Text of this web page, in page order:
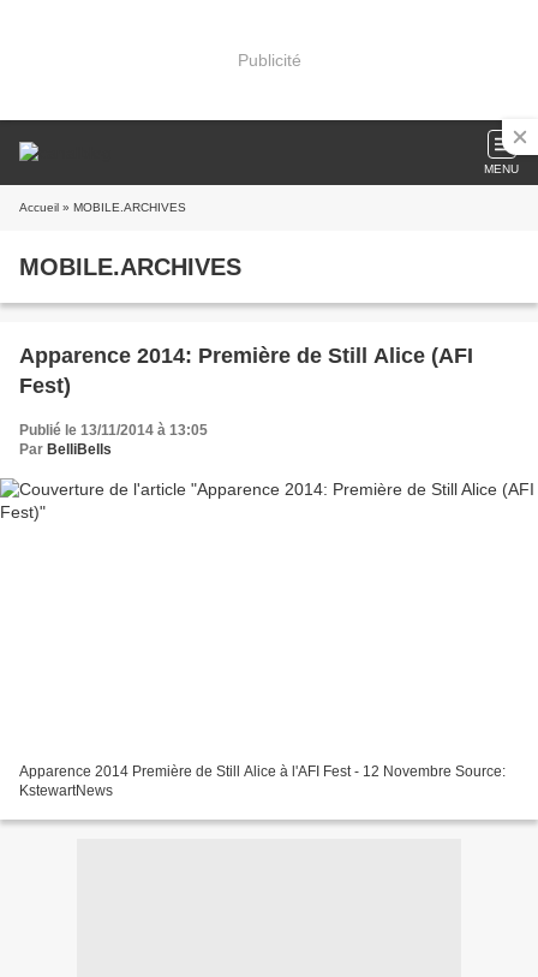
Publicité
MENU
Accueil » MOBILE.ARCHIVES
MOBILE.ARCHIVES
Apparence 2014: Première de Still Alice (AFI
Fest)
Publié le 13/11/2014 à 13:05
Par BelliBells
Apparence 2014 Première de Still Alice à l'AFI Fest - 12 Novembre Source:
KstewartNews